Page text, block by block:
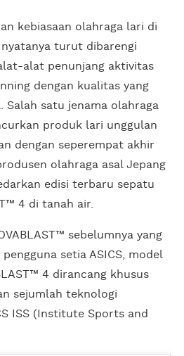
kebiasaan olahraga lari di
turut dibarengi
alat penunjang aktivitas
dengan kualitas yang
Salah satu jenama olahraga
produk lari unggulan
dengan seperempat akhir
olahraga asal Jepang
edisi terbaru sepatu
4 di tanah air.
sebelumnya yang
setia ASICS, model
4 dirancang khusus
sejumlah teknologi
ISS (Institute Sports and